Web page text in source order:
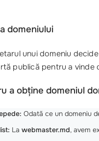
domeniului
unui domeniu
publică pentru a vinde
a obține domeniul
Odată ce un domeniu
La webmaster.md, avem